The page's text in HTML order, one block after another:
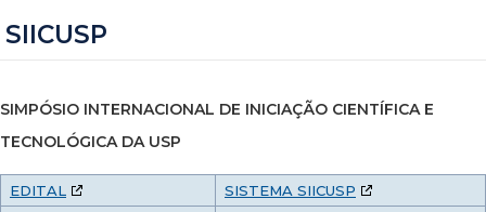
SIICUSP
SIMPÓSIO INTERNACIONAL DE INICIAÇÃO CIENTÍFICA E
TECNOLÓGICA DA USP
EDITAL SISTEMA SIICUSP